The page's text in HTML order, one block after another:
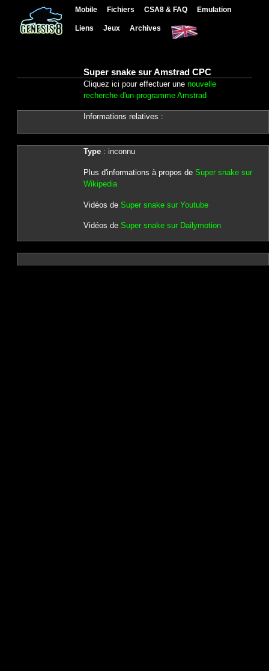
Mobile Fichiers CSA8 & FAQ Emulation
Liens Jeux Archives
Super snake sur Amstrad CPC
Cliquez ici pour effectuer une nouvelle
recherche d'un programme Amstrad
Informations relatives :
Type: inconnu
Plus d'informations à propos de Super snake sur
Wikipedia
Vidéos de Super snake sur Youtube
Vidéos de Super snake sur Dailymotion